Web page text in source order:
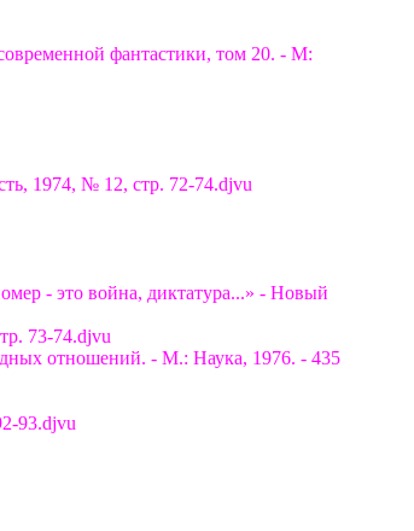
фантастики, том 20. - М:
1974, № 12, стр. 72-74.djvu
- это война, диктатура...» - Новый
73-74.djvu
отношений. - М.: Наука, 1976. - 435
93.djvu